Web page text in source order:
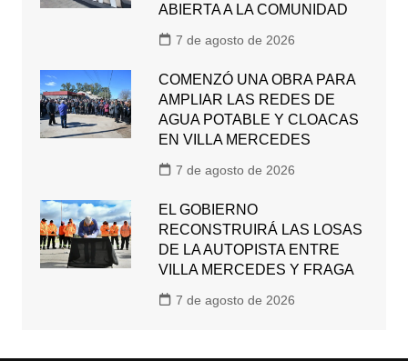
ABIERTA A LA COMUNIDAD
7 de agosto de 2026
COMENZÓ UNA OBRA PARA
AMPLIAR LAS REDES DE
AGUA POTABLE Y CLOACAS
EN VILLA MERCEDES
7 de agosto de 2026
EL GOBIERNO
RECONSTRUIRÁ LAS LOSAS
DE LA AUTOPISTA ENTRE
VILLA MERCEDES Y FRAGA
7 de agosto de 2026